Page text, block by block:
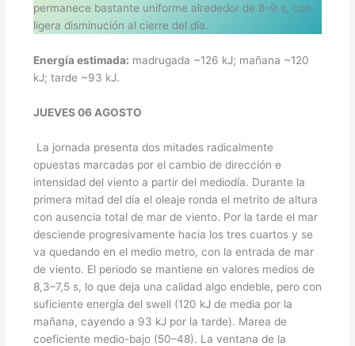
permanece bastante uniforme alrededor de 8–9 s, con
ligera disminución al cierre del día.
Energía estimada: madrugada ~126 kJ; mañana ~120
kJ; tarde ~93 kJ.
JUEVES 06 AGOSTO
La jornada presenta dos mitades radicalmente
opuestas marcadas por el cambio de dirección e
intensidad del viento a partir del mediodía. Durante la
primera mitad del día el oleaje ronda el metrito de altura
con ausencia total de mar de viento. Por la tarde el mar
desciende progresivamente hacia los tres cuartos y se
va quedando en el medio metro, con la entrada de mar
de viento. El periodo se mantiene en valores medios de
8,3–7,5 s, lo que deja una calidad algo endeble, pero con
suficiente energía del swell (120 kJ de media por la
mañana, cayendo a 93 kJ por la tarde). Marea de
coeficiente medio-bajo (50–48). La ventana de la